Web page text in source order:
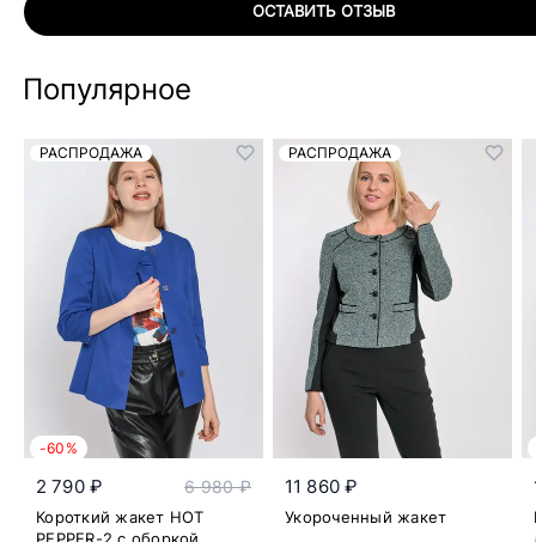
ОСТАВИТЬ ОТЗЫВ
Популярное
РАСПРОДАЖА
-60%
2 790 ₽ 6 980 ₽
Короткий жакет HOT
РАСПРОДАЖА
11 860 ₽
Укороченный жакет